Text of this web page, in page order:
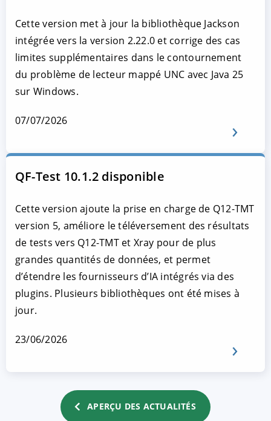
Cette version met à jour la bibliothèque Jackson
intégrée vers la version 2.22.0 et corrige des cas
limites supplémentaires dans le contournement
du problème de lecteur mappé UNC avec Java 25
sur Windows.
07/07/2026
QF-Test 10.1.2 disponible
Cette version ajoute la prise en charge de Q12-TMT
version 5, améliore le téléversement des résultats
de tests vers Q12-TMT et Xray pour de plus
grandes quantités de données, et permet
d’étendre les fournisseurs d’IA intégrés via des
plugins. Plusieurs bibliothèques ont été mises à
jour.
23/06/2026
APERÇU DES ACTUALITÉS